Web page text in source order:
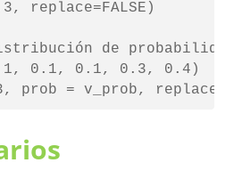
replace=FALSE)
de probabilidad
0.1, 0.1, 0.3, 0.4)
prob = v_prob,